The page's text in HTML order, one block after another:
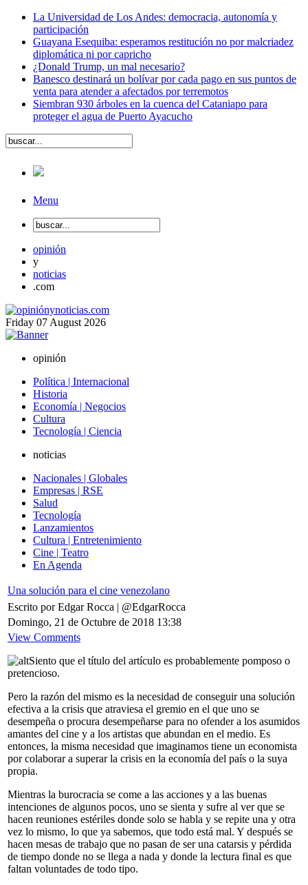
La Universidad de Los Andes: democracia, autonomía y
participación
Guayana Esequiba: esperamos restitución no por malcriadez
diplomática ni por capricho
¿Donald Trump, un mal necesario?
Banesco destinará un bolívar por cada pago en sus puntos de
venta para atender a afectados por terremotos
Siembran 930 árboles en la cuenca del Cataniapo para
proteger el agua de Puerto Ayacucho
Menu
opinión
y
noticias
.com
Friday 07 August 2026
opinión
Política | Internacional
Historia
Economía | Negocios
Cultura
Tecnología | Ciencia
noticias
Nacionales | Globales
Empresas | RSE
Salud
Tecnología
Lanzamientos
Cultura | Entretenimiento
Cine | Teatro
En Agenda
Una solución para el cine venezolano
Escrito por Edgar Rocca | @EdgarRocca
Domingo, 21 de Octubre de 2018 13:38
View Comments
Siento que el título del artículo es probablemente pomposo o
pretencioso.
Pero la razón del mismo es la necesidad de conseguir una solución
efectiva a la crisis que atraviesa el gremio en el que uno se
desempeña o procura desempeñarse para no ofender a los asumidos
amantes del cine y a los artistas que abundan en el medio. Es
entonces, la misma necesidad que imaginamos tiene un economista
por colaborar a superar la crisis en la economía del país o la suya
propia.
Mientras la burocracia se come a las acciones y a las buenas
intenciones de algunos pocos, uno se sienta y sufre al ver que se
hacen reuniones estériles donde solo se habla y se repite una y otra
vez lo mismo, lo que ya sabemos, que todo está mal. Y después se
hacen mesas de trabajo que no pasan de ser una catarsis y pérdida
de tiempo donde no se llega a nada y donde la lectura final es que
faltan voluntades de todo tipo.